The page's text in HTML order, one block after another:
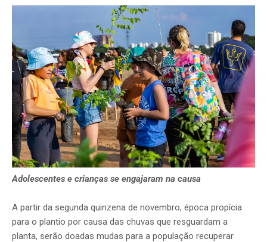
Adolescentes e crianças se engajaram na causa
A partir da segunda quinzena de novembro, época propícia
para o plantio por causa das chuvas que resguardam a
planta, serão doadas mudas para a população recuperar